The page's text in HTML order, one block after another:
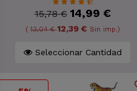
15,78 € 14,99 €
( 13,04 €12,39 € Sin imp.)
Seleccionar Cantidad